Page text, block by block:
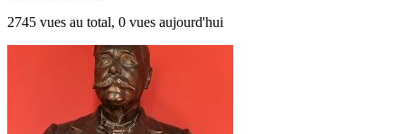
2745 vues au total, 0 vues aujourd'hui